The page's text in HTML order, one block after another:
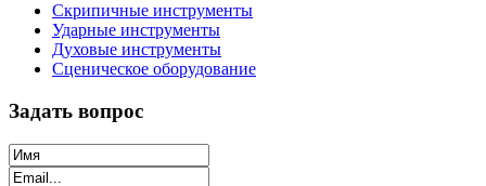
Скрипичные инструменты
Ударные инструменты
Духовые инструменты
Сценическое оборудование
Задать вопрос